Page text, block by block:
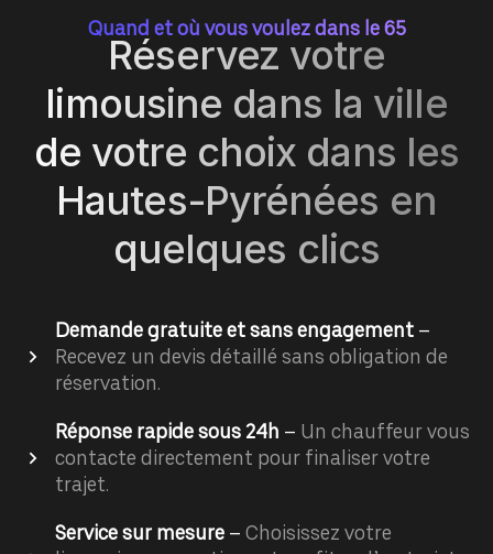
Quand et où vous voulez dans le 65
Réservez votre
limousine dans la ville
de votre choix dans les
Hautes-Pyrénées en
quelques clics
Demande gratuite et sans engagement –
Recevez un devis détaillé sans obligation de
réservation.
Réponse rapide sous 24h – Un chauffeur vous
contacte directement pour finaliser votre
trajet.
Service sur mesure – Choisissez votre